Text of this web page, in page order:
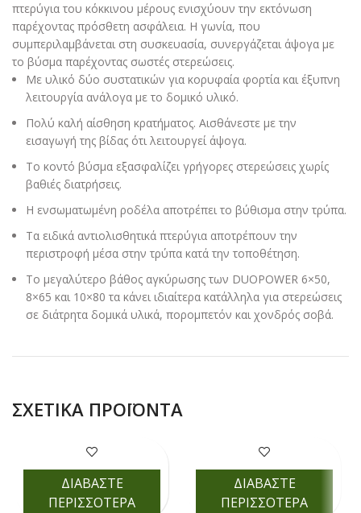
πτερύγια του κόκκινου μέρους ενισχύουν την εκτόνωση
παρέχοντας πρόσθετη ασφάλεια. Η γωνία, που
συμπεριλαμβάνεται στη συσκευασία, συνεργάζεται άψογα με
το βύσμα παρέχοντας σωστές στερεώσεις.
Με υλικό δύο συστατικών για κορυφαία φορτία και έξυπνη
λειτουργία ανάλογα με το δομικό υλικό.
Πολύ καλή αίσθηση κρατήματος. Αισθάνεστε με την
εισαγωγή της βίδας ότι λειτουργεί άψογα.
Το κοντό βύσμα εξασφαλίζει γρήγορες στερεώσεις χωρίς
βαθιές διατρήσεις.
Η ενσωματωμένη ροδέλα αποτρέπει το βύθισμα στην τρύπα.
Τα ειδικά αντιολισθητικά πτερύγια αποτρέπουν την
περιστροφή μέσα στην τρύπα κατά την τοποθέτηση.
Το μεγαλύτερο βάθος αγκύρωσης των DUOPOWER 6×50,
8×65 και 10×80 τα κάνει ιδιαίτερα κατάλληλα για στερεώσεις
σε διάτρητα δομικά υλικά, πορομπετόν και χονδρός σοβά.
ΣΧΕΤΙΚΆ ΠΡΟΪΌΝΤΑ
ΔΙΑΒΑΣΤΕ
ΠΕΡΙΣΣΟΤΕΡΑ
ΔΙΑΒΑΣΤΕ
ΠΕΡΙΣΣΟΤΕΡΑ